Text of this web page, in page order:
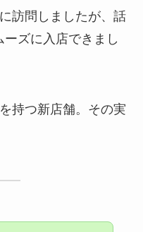
訪問しましたが、話
ズに入店できまし
持つ新店舗。その実